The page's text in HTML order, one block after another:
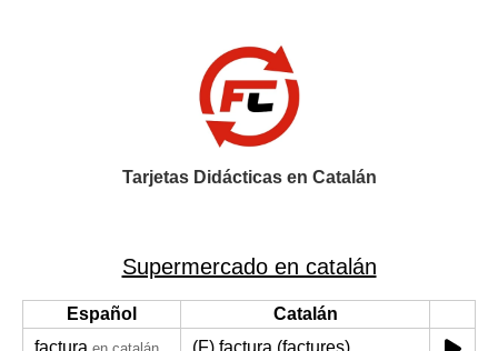
Tarjetas Didácticas en Catalán
Supermercado en catalán
Español
Catalán
factura
(F) factura (factures)